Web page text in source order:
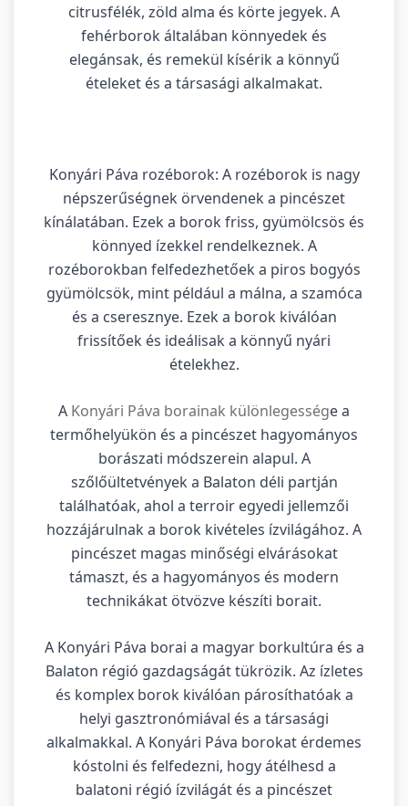
citrusfélék, zöld alma és körte jegyek. A
fehérborok általában könnyedek és
elegánsak, és remekül kísérik a könnyű
ételeket és a társasági alkalmakat.
Konyári Páva rozéborok: A rozéborok is nagy
népszerűségnek örvendenek a pincészet
kínálatában. Ezek a borok friss, gyümölcsös és
könnyed ízekkel rendelkeznek. A
rozéborokban felfedezhetőek a piros bogyós
gyümölcsök, mint például a málna, a szamóca
és a cseresznye. Ezek a borok kiválóan
frissítőek és ideálisak a könnyű nyári
ételekhez.
A Konyári Páva borainak különlegessége a
termőhelyükön és a pincészet hagyományos
borászati módszerein alapul. A
szőlőültetvények a Balaton déli partján
találhatóak, ahol a terroir egyedi jellemzői
hozzájárulnak a borok kivételes ízvilágához. A
pincészet magas minőségi elvárásokat
támaszt, és a hagyományos és modern
technikákat ötvözve készíti borait.
A Konyári Páva borai a magyar borkultúra és a
Balaton régió gazdagságát tükrözik. Az ízletes
és komplex borok kiválóan párosíthatóak a
helyi gasztronómiával és a társasági
alkalmakkal. A Konyári Páva borokat érdemes
kóstolni és felfedezni, hogy átélhesd a
balatoni régió ízvilágát és a pincészet